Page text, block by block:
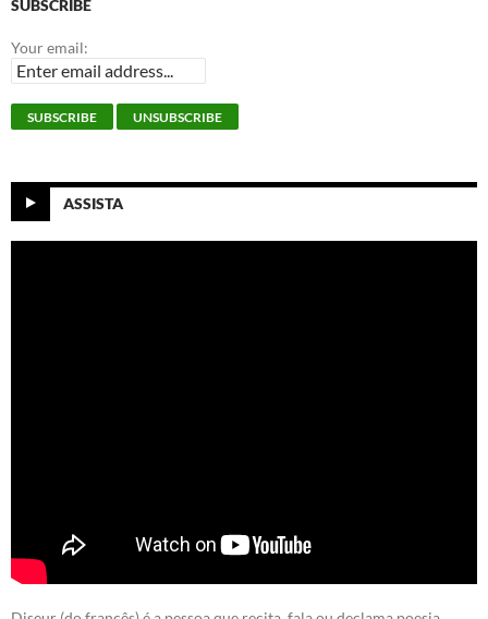
SUBSCRIBE
Your email:
ASSISTA